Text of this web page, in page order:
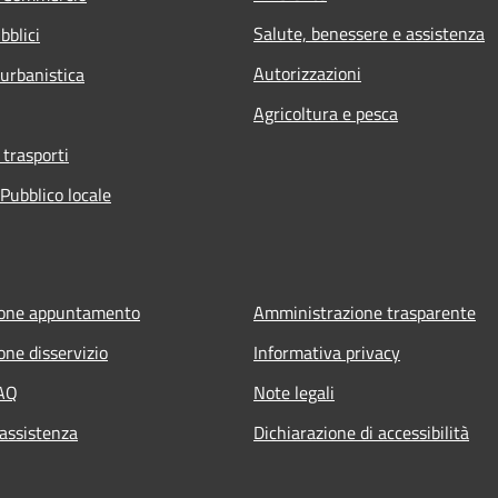
locale
Salute, benessere e assistenza
Autorizzazioni
Agricoltura e pesca
appuntamento
disservizio
Amministrazione trasparente
Informativa privacy
Note legali
Dichiarazione di accessibilità